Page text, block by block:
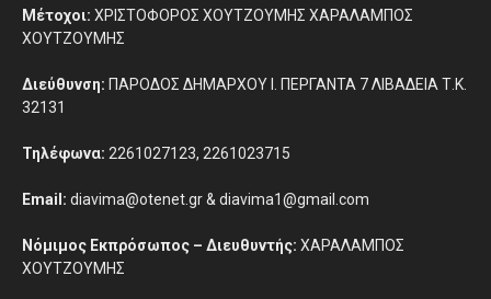
Μέτοχοι: ΧΡΙΣΤΟΦΟΡΟΣ ΧΟΥΤΖΟΥΜΗΣ ΧΑΡΑΛΑΜΠΟΣ
ΧΟΥΤΖΟΥΜΗΣ
Διεύθυνση: ΠΑΡΟΔΟΣ ΔΗΜΑΡΧΟΥ Ι. ΠΕΡΓΑΝΤΑ 7 ΛΙΒΑΔΕΙΑ Τ.Κ.
32131
Τηλέφωνα: 2261027123, 2261023715
Email: diavima@otenet.gr & diavima1@gmail.com
Νόμιμος Εκπρόσωπος – Διευθυντής: ΧΑΡΑΛΑΜΠΟΣ
ΧΟΥΤΖΟΥΜΗΣ